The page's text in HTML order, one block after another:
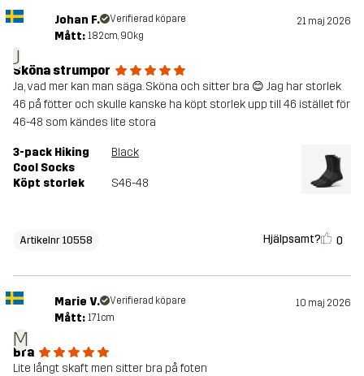
J
Johan F. Verifierad köpare 21 maj 2026
Mått: 182cm, 90kg
Sköna strumpor
Ja, vad mer kan man säga. Sköna och sitter bra 😊 Jag har storlek
46 på fötter och skulle kanske ha köpt storlek upp till 46 istället för
46-48 som kändes lite stora
3-pack Hiking
Cool Socks
Black
Köpt storlek S46-48
Artikelnr 10558 Hjälpsamt? 0
M
Marie V. Verifierad köpare 10 maj 2026
Mått: 171cm
Bra
Lite långt skaft men sitter bra på foten